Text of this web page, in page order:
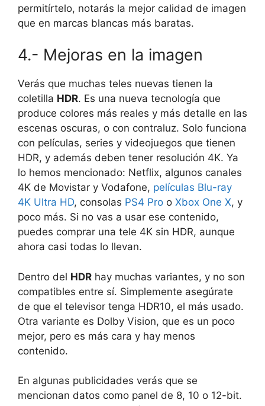
permitírtelo, notarás la mejor calidad de imagen
que en marcas blancas más baratas.
4.- Mejoras en la imagen
Verás que muchas teles nuevas tienen la
coletilla HDR. Es una nueva tecnología que
produce colores más reales y más detalle en las
escenas oscuras, o con contraluz. Solo funciona
con películas, series y videojuegos que tienen
HDR, y además deben tener resolución 4K. Ya
lo hemos mencionado: Netflix, algunos canales
4K de Movistar y Vodafone, películas Blu-ray
4K Ultra HD, consolas PS4 Pro o Xbox One X, y
poco más. Si no vas a usar ese contenido,
puedes comprar una tele 4K sin HDR, aunque
ahora casi todas lo llevan.
Dentro del HDR hay muchas variantes, y no son
compatibles entre sí. Simplemente asegúrate
de que el televisor tenga HDR10, el más usado.
Otra variante es Dolby Vision, que es un poco
mejor, pero es más cara y hay menos
contenido.
En algunas publicidades verás que se
mencionan datos como panel de 8, 10 o 12-bit.